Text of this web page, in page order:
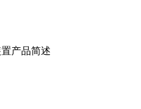
产品简述